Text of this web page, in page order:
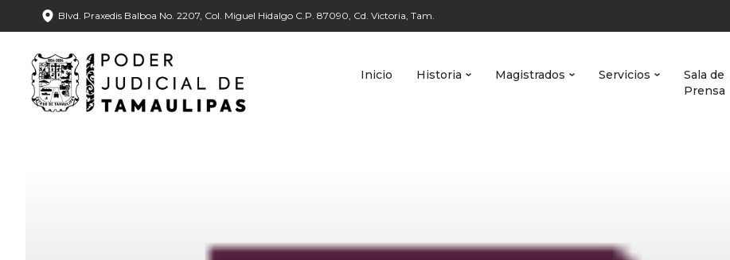
Blvd. Praxedis Balboa No. 2207, Col. Miguel Hidalgo C.P. 87090, Cd. Victoria, Tam.
Inicio Historia Magistrados Servicios
Sala de
Prensa